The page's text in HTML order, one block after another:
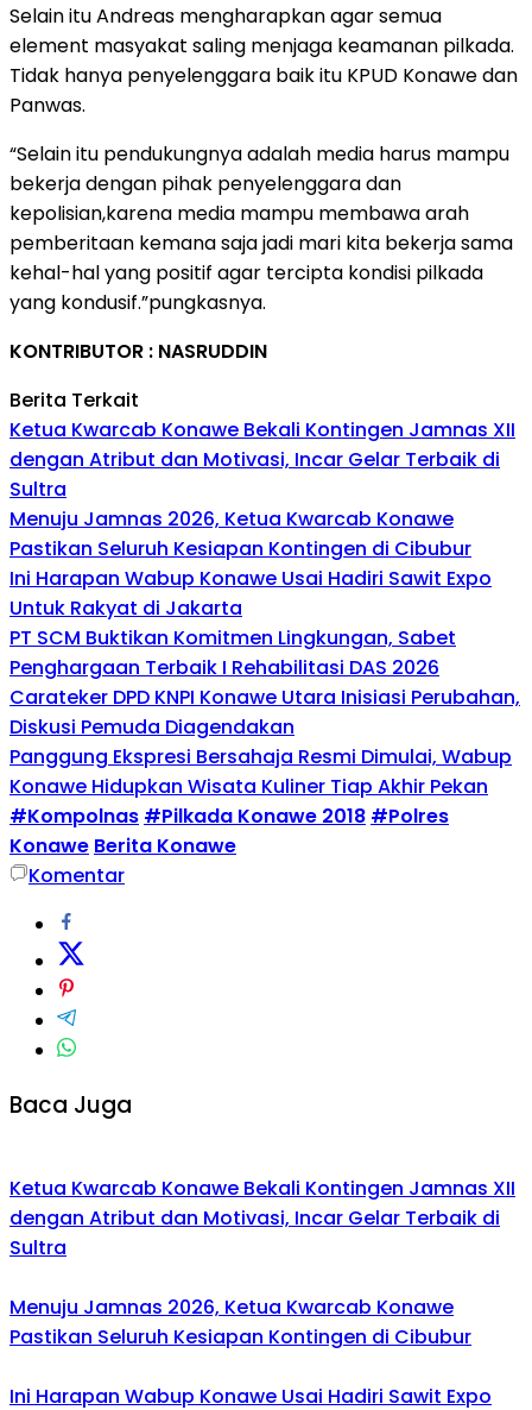
Selain itu Andreas mengharapkan agar semua
element masyakat saling menjaga keamanan pilkada.
Tidak hanya penyelenggara baik itu KPUD Konawe dan
Panwas.
“Selain itu pendukungnya adalah media harus mampu
bekerja dengan pihak penyelenggara dan
kepolisian,karena media mampu membawa arah
pemberitaan kemana saja jadi mari kita bekerja sama
kehal-hal yang positif agar tercipta kondisi pilkada
yang kondusif.”pungkasnya.
KONTRIBUTOR : NASRUDDIN
Berita Terkait
Ketua Kwarcab Konawe Bekali Kontingen Jamnas XII
dengan Atribut dan Motivasi, Incar Gelar Terbaik di
Sultra
Menuju Jamnas 2026, Ketua Kwarcab Konawe
Pastikan Seluruh Kesiapan Kontingen di Cibubur
Ini Harapan Wabup Konawe Usai Hadiri Sawit Expo
Untuk Rakyat di Jakarta
PT SCM Buktikan Komitmen Lingkungan, Sabet
Penghargaan Terbaik I Rehabilitasi DAS 2026
Carateker DPD KNPI Konawe Utara Inisiasi Perubahan,
Diskusi Pemuda Diagendakan
Panggung Ekspresi Bersahaja Resmi Dimulai, Wabup
Konawe Hidupkan Wisata Kuliner Tiap Akhir Pekan
#Kompolnas #Pilkada Konawe 2018 #Polres
Konawe Berita Konawe
Komentar
Baca Juga
Ketua Kwarcab Konawe Bekali Kontingen Jamnas XII
dengan Atribut dan Motivasi, Incar Gelar Terbaik di
Sultra
Menuju Jamnas 2026, Ketua Kwarcab Konawe
Pastikan Seluruh Kesiapan Kontingen di Cibubur
Ini Harapan Wabup Konawe Usai Hadiri Sawit Expo